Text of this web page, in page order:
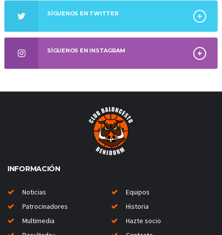
SÍGUENOS EN TWITTER
SÍGUENOS EN INSTAGRAM
INFORMACIÓN
Noticias
Equipos
Patrocinadores
Historia
Multimedia
Hazte socio